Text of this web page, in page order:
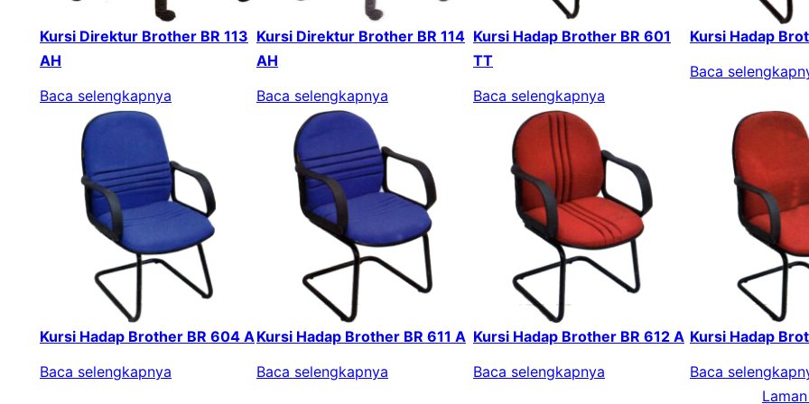
Kursi Direktur Brother BR 113
AH
Baca selengkapnya
Kursi Direktur Brother BR 114
AH
Baca selengkapnya
Kursi Hadap Brother BR 601
TT
Baca selengkapnya
Kursi Hadap
Baca
Kursi Hadap Brother BR 604 A
Baca selengkapnya
Kursi Hadap Brother BR 611 A
Baca selengkapnya
Kursi Hadap Brother BR 612 A
Baca selengkapnya
Kursi Hadap
Baca